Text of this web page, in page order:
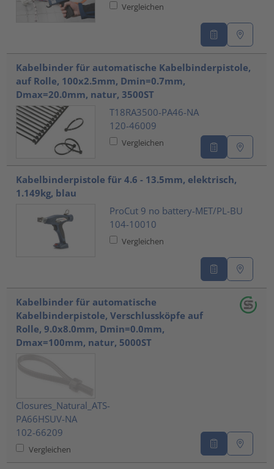
Vergleichen
Kabelbinder für automatische Kabelbinderpistole,
auf Rolle, 100x2.5mm, Dmin=0.7mm,
Dmax=20.0mm, natur, 3500ST
T18RA3500-PA46-NA
120-46009
Vergleichen
Kabelbinderpistole für 4.6 - 13.5mm, elektrisch,
1.149kg, blau
ProCut 9 no battery-MET/PL-BU
104-10010
Vergleichen
Kabelbinder für automatische
Kabelbinderpistole, Verschlussköpfe auf
Rolle, 9.0x8.0mm, Dmin=0.0mm,
Dmax=100mm, natur, 5000ST
Closures_Natural_ATS-
PA66HSUV-NA
102-66209
Vergleichen